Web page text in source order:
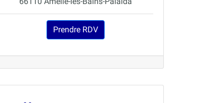
Prendre RDV